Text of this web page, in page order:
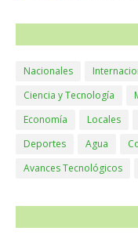
Nacionales
Ciencia y Tecnología
Economía
Locales
Deportes
Agua
Avances Tecnológicos